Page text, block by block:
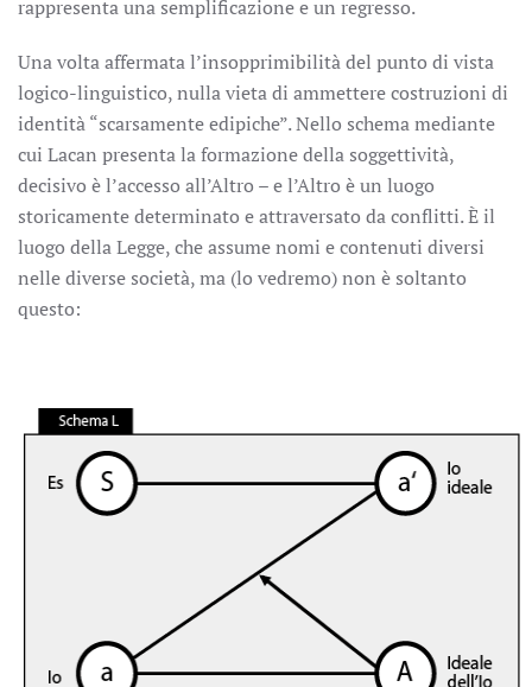
rappresenta una semplificazione e un regresso.
Una volta affermata l’insopprimibilità del punto di vista
logico-linguistico, nulla vieta di ammettere costruzioni di
identità “scarsamente edipiche”. Nello schema mediante
cui Lacan presenta la formazione della soggettività,
decisivo è l’accesso all’Altro – e l’Altro è un luogo
storicamente determinato e attraversato da conflitti. È il
luogo della Legge, che assume nomi e contenuti diversi
nelle diverse società, ma (lo vedremo) non è soltanto
questo: